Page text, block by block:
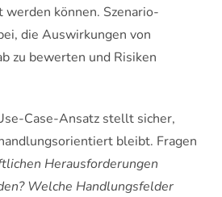
können. Szenario-
die Auswirkungen von
zu bewerten und Risiken
Case-Ansatz stellt sicher,
bleibt. Fragen
Herausforderungen
Welche Handlungsfelder